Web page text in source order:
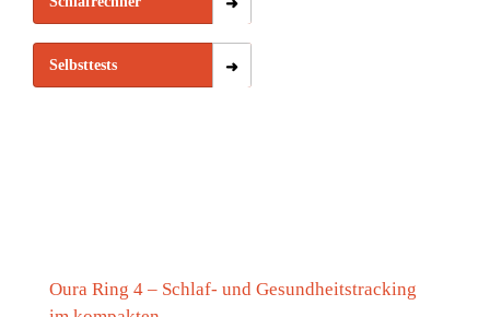
Selbsttests
Oura Ring 4 – Schlaf- und Gesundheitstracking